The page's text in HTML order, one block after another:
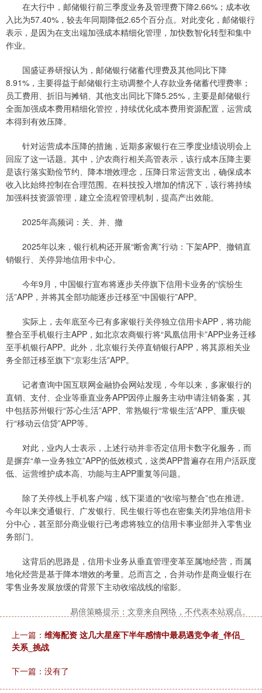
在大行中，邮储银行前三季度业务及管理费下降2.66%；成本收
入比为57.40%，较去年同期降低2.65个百分点。对此变化，邮储银行
表示，是因为在支出端加强成本精细化管理，加快数智化转型和集中
作业。
国盛证券研报认为，邮储银行储蓄代理费及其他同比下降
8.91%，主要得益于邮储银行主动调整个人存款业务储蓄代理费率；
员工费用、折旧与摊销、其他支出同比下降5.25%，主要是邮储银行
全面加强成本费用精细化管控，持续优化成本费用资源配置，运营成
本得到有效压降。
针对运营成本压降的措施，近期多家银行在三季度业绩说明会上
回应了这一话题。其中，沪农商行相关高管表示，该行成本压降主要
是该行落实勤俭节约、降本增效理念，压降日常运营支出，确保成本
收入比始终控制在合理范围。在科技投入增加的情况下，该行将持续
加强科技资源管理，建立全流程管理机制，提高产出效能。
2025年高频词：关、并、撤
2025年以来，银行机构还开展“断舍离”行动：下架APP、撤销直
销银行、关停异地信用卡中心。
今年9月，中国银行宣布将逐步关停旗下信用卡业务的“缤纷生
活”APP，并将其全部功能逐步迁移至“中国银行”APP。
实际上，去年底至今已有多家银行关停独立信用卡APP，将功能
整合至手机银行主APP，如北京农商银行将“凤凰信用卡”APP业务迁移
至手机银行APP。此外，北京银行关停直销银行APP，将其原相关业
务全部迁移至旗下“京彩生活”APP。
记者查询中国互联网金融协会网站发现，今年以来，多家银行的
直销、支付、企业等垂直业务APP因停止服务主动申请注销备案，其
中包括苏州银行“苏心生活”APP、常熟银行“常银生活”APP、重庆银
行“移动云信贷”APP等。
对此，业内人士表示，上述行动并非否定信用卡数字化服务，而
是摒弃“单一业务独立”APP的低效模式，这类APP普遍存在用户活跃度
低、运营维护成本高、功能与主APP重复等问题。
除了关停线上手机客户端，线下渠道的“收缩与整合”也在推进。
今年以来交通银行、广发银行、民生银行等也在密集关闭异地信用卡
分中心，甚至部分商业银行已考虑将独立的信用卡事业部并入零售业
务部门。
这背后的思路是，信用卡业务从垂直管理变革至属地经营，而属
地化经营是基于降本增效的考量。总而言之，合并动作是商业银行在
零售业务发展放缓的背景下主动收缩战线的缩影。
易倍策略提示：文章来自网络，不代表本站观点。
上一篇： 维海配资 这几大星座下半年感情中最易遇竞争者_伴侣_
关系_挑战
下一篇：没有了